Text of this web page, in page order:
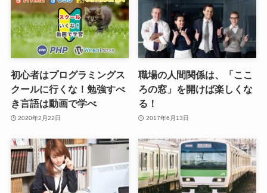
初心者はプログラミングス
クールに行くな！勉強すべ
き言語は動画で学べ
2020年2月22日
職場の人間関係は、「ここ
ろの窓」を開けば楽しくな
る！
2017年6月13日